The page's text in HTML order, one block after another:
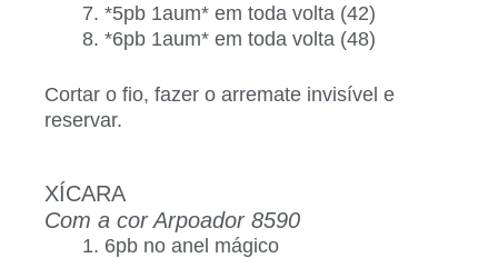
*5pb 1aum* em toda volta (42)
*6pb 1aum* em toda volta (48)
Cortar o fio, fazer o arremate invisível e
reservar.
XÍCARA
Com a cor Arpoador 8590
6pb no anel mágico